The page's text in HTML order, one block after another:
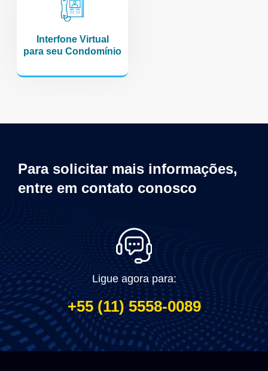
Interfone Virtual
para seu Condomínio
Para solicitar mais informações,
entre em contato conosco
Ligue agora para:
+55 (11) 5558-0089